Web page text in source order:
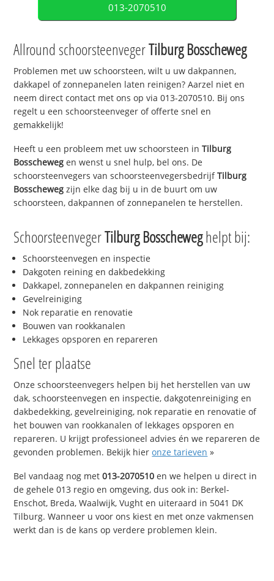
013-2070510
Allround schoorsteenvegerTilburg Bosscheweg
Problemen met uw schoorsteen, wilt u uw dakpannen,
dakkapel of zonnepanelen laten reinigen? Aarzel niet en
neem direct contact met ons op via 013-2070510. Bij ons
regelt u een schoorsteenveger of offerte snel en
gemakkelijk!
Heeft u een probleem met uw schoorsteen inTilburg
Bosscheweg en wenst u snel hulp, bel ons. De
schoorsteenvegers van schoorsteenvegersbedrijfTilburg
Bosscheweg zijn elke dag bij u in de buurt om uw
schoorsteen, dakpannen of zonnepanelen te herstellen.
SchoorsteenvegerTilburg Bosscheweghelpt bij:
Schoorsteenvegen en inspectie
Dakgoten reining en dakbedekking
Dakkapel, zonnepanelen en dakpannen reiniging
Gevelreiniging
Nok reparatie en renovatie
Bouwen van rookkanalen
Lekkages opsporen en repareren
Snel ter plaatse
Onze schoorsteenvegers helpen bij het herstellen van uw
dak, schoorsteenvegen en inspectie, dakgotenreiniging en
dakbedekking, gevelreiniging, nok reparatie en renovatie of
het bouwen van rookkanalen of lekkages opsporen en
repareren. U krijgt professioneel advies én we repareren de
gevonden problemen. Bekijk hieronze tarieven »
Bel vandaag nog met013-2070510 en we helpen u direct in
de gehele 013 regio en omgeving, dus ook in: Berkel-
Enschot, Breda, Waalwijk, Vught en uiteraard in 5041 DK
Tilburg. Wanneer u voor ons kiest en met onze vakmensen
werkt dan is de kans op verdere problemen klein.